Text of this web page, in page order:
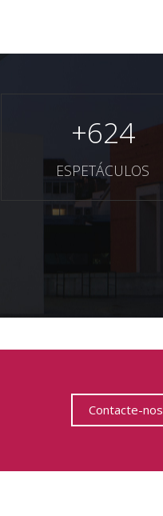
+624
ESPETÁCULOS
Contacte-nos